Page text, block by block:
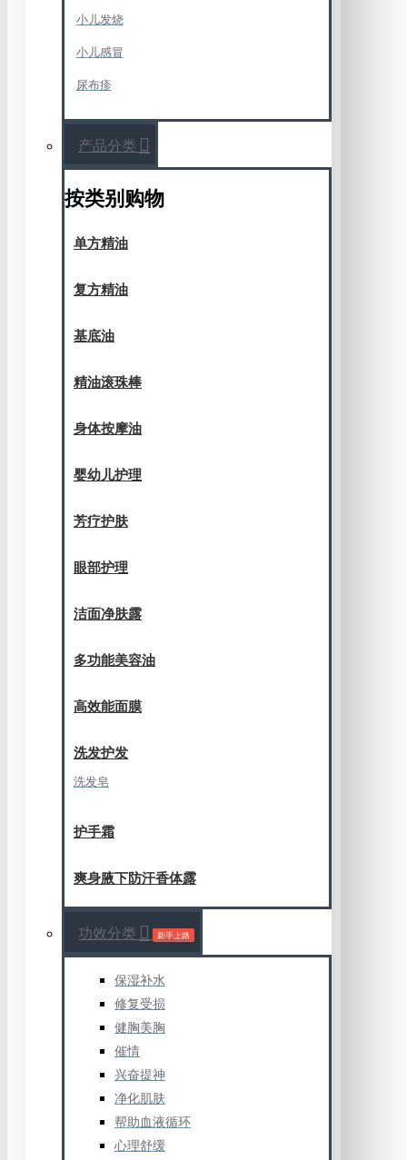
小儿发烧
小儿感冒
尿布疹
产品分类
按类别购物
单方精油
复方精油
基底油
精油滚珠棒
身体按摩油
婴幼儿护理
芳疗护肤
眼部护理
洁面净肤露
多功能美容油
高效能面膜
洗发护发
洗发皂
护手霜
爽身腋下防汗香体露
功效分类 新手上路
保湿补水
修复受损
健胸美胸
催情
兴奋提神
净化肌肤
帮助血液循环
心理舒缓